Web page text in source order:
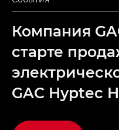
Компания
старте
GAC Hyptec